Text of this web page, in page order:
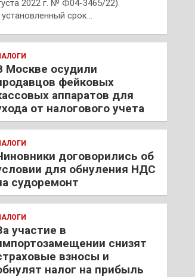
2022 г. № Ф04-3465/22).
срок…
Москве осудили
фейковых
аппаратов для
от налогового учета
договорились об
для обнуления НДС
судоремонт
участие в
снизят
взносы и
налог на прибыль